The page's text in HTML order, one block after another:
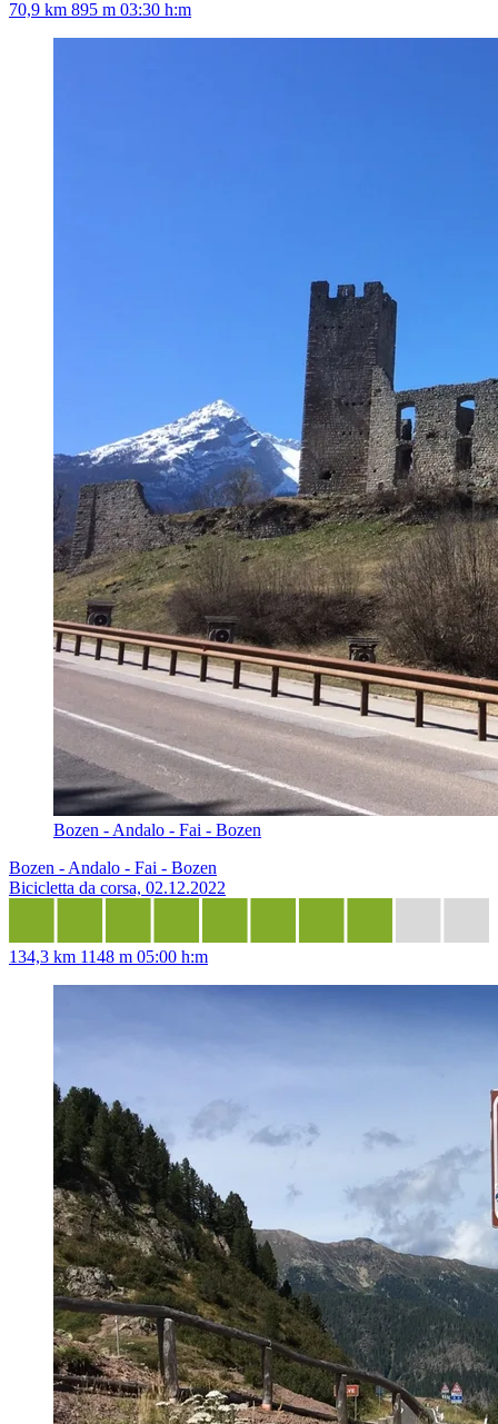
70,9 km 895 m 03:30 h:m
Bozen - Andalo - Fai - Bozen
Bozen - Andalo - Fai - Bozen
Bicicletta da corsa, 02.12.2022
134,3 km 1148 m 05:00 h:m